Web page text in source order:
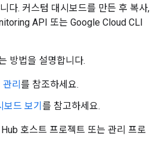
다. 커스텀 대시보드를 만든 후 복사,
API 또는 Google Cloud CLI
방법을 설명합니다.
리 를 참조하세요.
드 보기 를 참고하세요.
호스트 프로젝트 또는 관리 프로